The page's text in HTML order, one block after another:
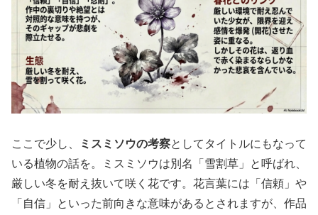
ここで少し、 ミスミソウの考察としてタイトルにもなって
いる植物の話を。ミスミソウは別名「雪割草」と呼ばれ、
厳しい冬を耐え抜いて咲く花です。花言葉には「信頼」や
「自信」といった前向きな意味があるとされますが、作品